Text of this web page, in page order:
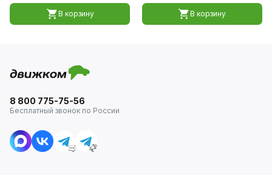
В корзину В корзину
8 800 775-75-56
Бесплатный звонок по России